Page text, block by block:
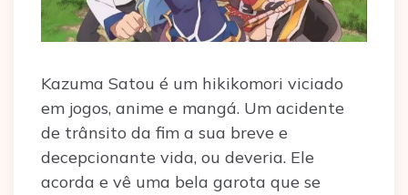
Kazuma Satou é um hikikomori viciado
em jogos, anime e mangá. Um acidente
de trânsito da fim a sua breve e
decepcionante vida, ou deveria. Ele
acorda e vê uma bela garota que se